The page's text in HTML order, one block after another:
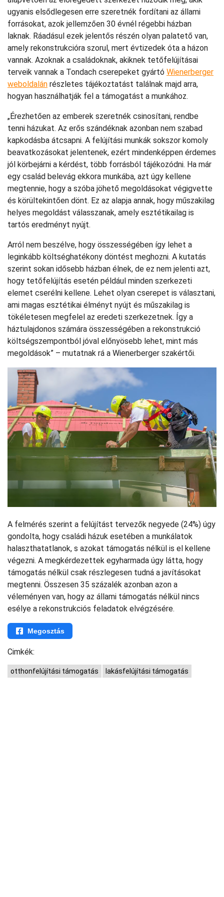
ugyanis elsődlegesen erre szeretnék fordítani az állami
forrásokat, azok jellemzően 30 évnél régebbi házban
laknak. Ráadásul ezek jelentős részén ­olyan palatető van,
amely rekonstrukcióra szorul, mert évtizedek óta a házon
vannak. Azoknak a családoknak, akiknek tetőfelújításai
terveik vannak a Tondach cserepeket gyártó Wienerberger
weboldalán részletes tájékoztatást találnak majd arra,
hogyan használhatják fel a támogatást a munkához.
„Érezhetően az emberek szeretnék csinosítani, rendbe
tenni házukat. Az erős szándéknak azonban nem szabad
kapkodásba átcsapni. A felújítási munkák sokszor komoly
beavatkozásokat jelentenek, ezért mindenképpen érdemes
jól körbejárni a kérdést, több forrásból tájékozódni. Ha már
egy család belevág ekkora munkába, azt úgy kellene
megtennie, hogy a szóba jöhető megoldásokat végigvette
és körültekintően dönt. Ez az alapja annak, hogy műszakilag
helyes megoldást válasszanak, amely esztétikailag is
tartós eredményt nyújt.
Arról nem beszélve, hogy összességében így lehet a
leginkább költséghatékony döntést meghozni. A kutatás
szerint sokan idősebb házban élnek, de ez nem jelenti azt,
hogy tetőfelújítás esetén például minden szerkezeti
elemet cserélni kellene. Lehet olyan cserepet is választani,
ami magas esztétikai élményt nyújt és műszakilag is
tökéletesen megfelel az eredeti szerkezetnek. Így a
háztulajdonos számára összességében a rekonstrukció
költségszempontból jóval előnyösebb lehet, mint más
megoldások” – mutatnak rá a Wienerberger szakértői.
A felmérés szerint a felújítást tervezők negyede (24%) úgy
gondolta, hogy családi házuk esetében a munkálatok
halaszthatatlanok, s azokat támogatás nélkül is el kellene
végezni. A megkérdezettek egyharmada úgy látta, hogy
támogatás nélkül csak részlegesen tudná a javításokat
megtenni. Összesen 35 százalék azonban azon a
véleményen van, hogy az állami támogatás nélkül nincs
esélye a rekonstrukciós feladatok elvégzésére.
Megosztás
Cimkék:
otthonfelújítási támogatás lakásfelújítási támogatás